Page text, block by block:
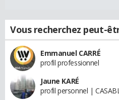
Vous recherchez peut-
Emmanuel CARRÉ
profil professionnel
Jaune KARÉ
profil personnel |